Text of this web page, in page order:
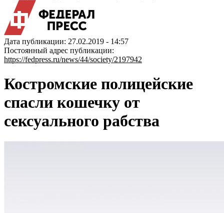
Дата публикации: 27.02.2019 - 14:57
Постоянный адрес публикации:
https://fedpress.ru/news/44/society/2197942
Костромские полицейские
спасли кошечку от
сексуального рабства